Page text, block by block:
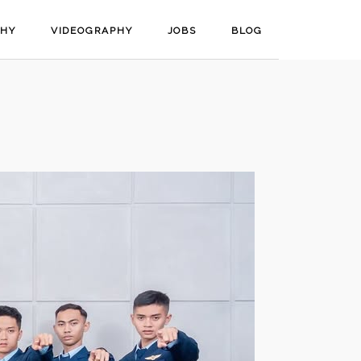
VIDEOGRAPHY JOBS BLOG